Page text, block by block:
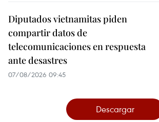
Diputados vietnamitas piden
compartir datos de
telecomunicaciones en respuesta
ante desastres
07/08/2026 09:45
Descargar